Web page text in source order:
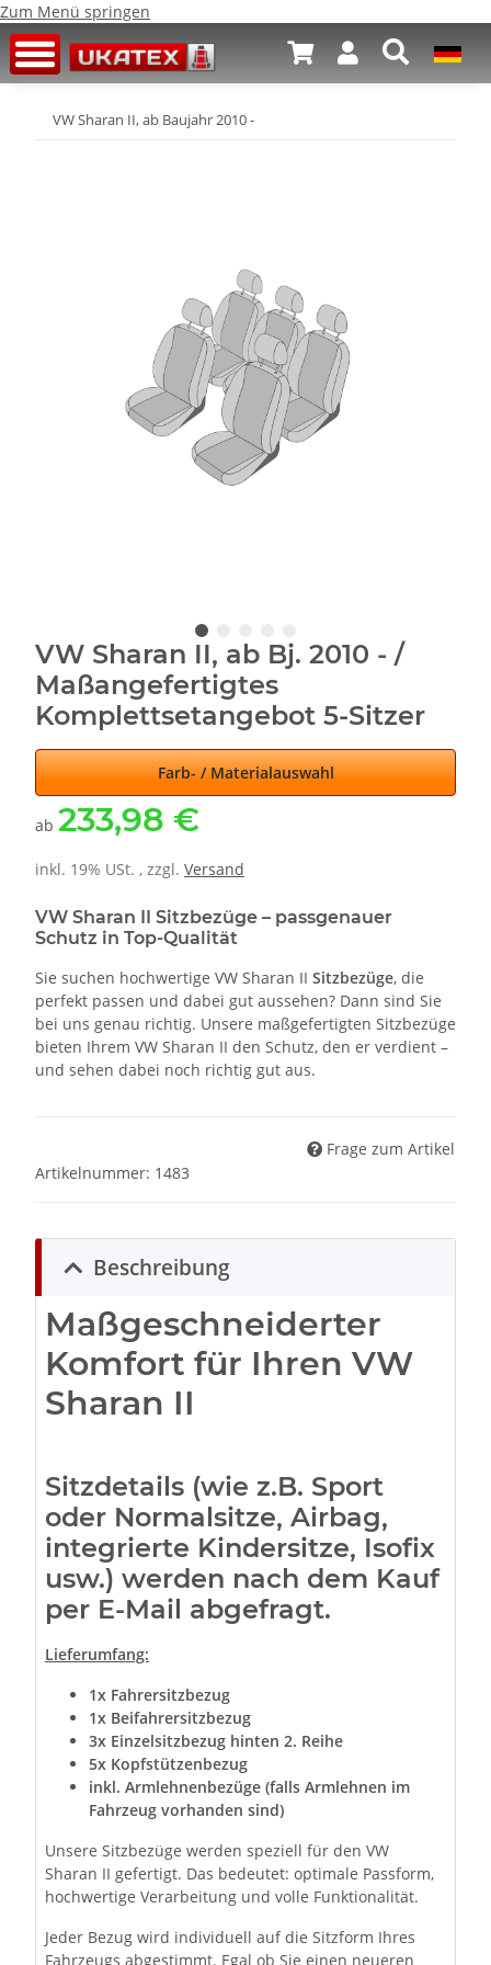
Zum Menü springen
VW Sharan II, ab Baujahr 2010 -
VW Sharan II, ab Bj. 2010 - /
Maßangefertigtes
Komplettsetangebot 5-Sitzer
Farb- / Materialauswahl
ab 233,98 €
inkl. 19% USt. , zzgl. Versand
VW Sharan II Sitzbezüge – passgenauer
Schutz in Top-Qualität
Sie suchen hochwertige VW Sharan II Sitzbezüge, die
perfekt passen und dabei gut aussehen? Dann sind Sie
bei uns genau richtig. Unsere maßgefertigten Sitzbezüge
bieten Ihrem VW Sharan II den Schutz, den er verdient –
und sehen dabei noch richtig gut aus.
Frage zum Artikel
Artikelnummer: 1483
Beschreibung
Maßgeschneiderter
Komfort für Ihren VW
Sharan II
Sitzdetails (wie z.B. Sport
oder Normalsitze, Airbag,
integrierte Kindersitze, Isofix
usw.) werden nach dem Kauf
per E-Mail abgefragt.
Lieferumfang:
1x Fahrersitzbezug
1x Beifahrersitzbezug
3x Einzelsitzbezug hinten 2. Reihe
5x Kopfstützenbezug
inkl. Armlehnenbezüge (falls Armlehnen im
Fahrzeug vorhanden sind)
Unsere Sitzbezüge werden speziell für den VW
Sharan II gefertigt. Das bedeutet: optimale Passform,
hochwertige Verarbeitung und volle Funktionalität.
Jeder Bezug wird individuell auf die Sitzform Ihres
Fahrzeugs abgestimmt. Egal ob Sie einen neueren